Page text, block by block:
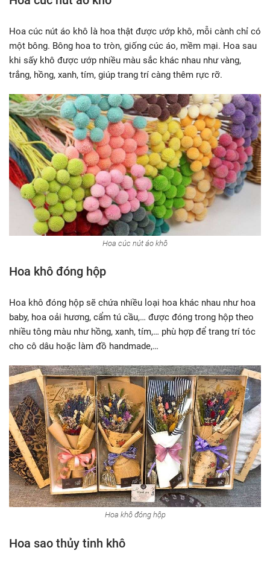
Hoa cúc nút áo khô là hoa thật được ướp khô, mỗi cành chỉ có
một bông. Bông hoa to tròn, giống cúc áo, mềm mại. Hoa sau
khi sấy khô được ướp nhiều màu sắc khác nhau như vàng,
trắng, hồng, xanh, tím, giúp trang trí càng thêm rực rỡ.
Hoa cúc nút áo khô
Hoa khô đóng hộp
Hoa khô đóng hộp sẽ chứa nhiều loại hoa khác nhau như hoa
baby, hoa oải hương, cẩm tú cầu,… được đóng trong hộp theo
nhiều tông màu như hồng, xanh, tím,… phù hợp để trang trí tóc
cho cô dâu hoặc làm đồ handmade,…
Hoa khô đóng hộp
Hoa sao thủy tinh khô